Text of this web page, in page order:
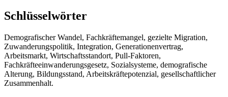
Schlüsselwörter
Demografischer Wandel, Fachkräftemangel, gezielte Migration,
Zuwanderungspolitik, Integration, Generationenvertrag,
Arbeitsmarkt, Wirtschaftsstandort, Pull-Faktoren,
Fachkräfteeinwanderungsgesetz, Sozialsysteme, demografische
Alterung, Bildungsstand, Arbeitskräftepotenzial, gesellschaftlicher
Zusammenhalt.